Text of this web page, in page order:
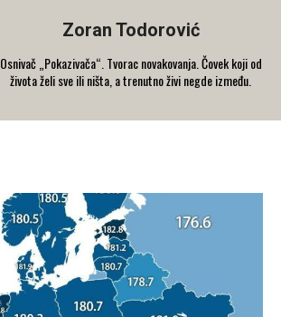
Zoran Todorović
Osnivač „Pokazivača“. Tvorac novakovanja. Čovek koji od
života želi sve ili ništa, a trenutno živi negde između.